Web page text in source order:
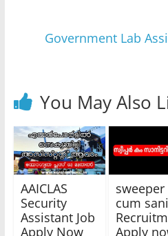
Government Lab
You May Also
AAICLAS
Security
Assistant Job
Apply Now
sweeper
cum
Apply